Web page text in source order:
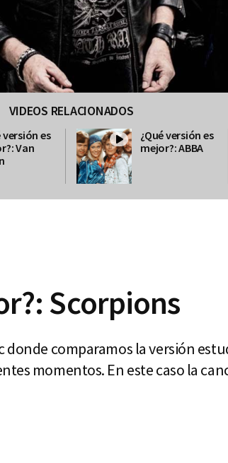
VIDEOS RELACIONADOS
versión es
Van
¿Qué versión es
mejor?: ABBA
Scorpions
donde comparamos la versión
momentos. En este caso la